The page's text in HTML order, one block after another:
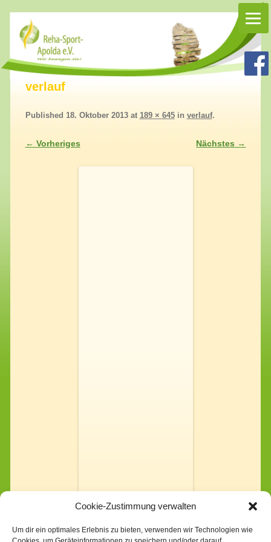
Cookie-Zustimmung verwalten
Um dir ein optimales Erlebnis zu bieten, verwenden wir Technologien wie
Rehasport Apolda
verlauf
Published 18. Oktober 2013at 189 × 645in verlauf.
← Vorheriges Nächstes →